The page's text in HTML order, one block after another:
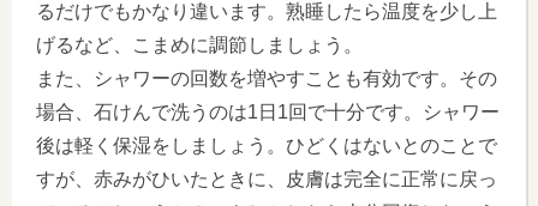
るだけでもかなり違います。熟睡したら温度を少し上
げるなど、こまめに調節しましょう。
また、シャワーの回数を増やすことも有効です。その
場合、石けんで洗うのは1日1回で十分です。シャワー
後は軽く保湿をしましょう。ひどくはないとのことで
すが、赤みがひいたときに、皮膚は完全に正常に戻っ